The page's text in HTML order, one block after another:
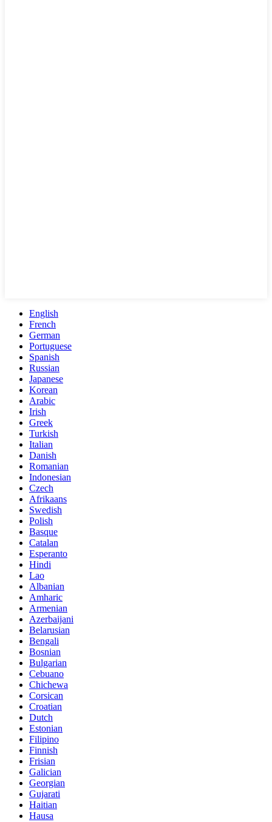
English
French
German
Portuguese
Spanish
Russian
Japanese
Korean
Arabic
Irish
Greek
Turkish
Italian
Danish
Romanian
Indonesian
Czech
Afrikaans
Swedish
Polish
Basque
Catalan
Esperanto
Hindi
Lao
Albanian
Amharic
Armenian
Azerbaijani
Belarusian
Bengali
Bosnian
Bulgarian
Cebuano
Chichewa
Corsican
Croatian
Dutch
Estonian
Filipino
Finnish
Frisian
Galician
Georgian
Gujarati
Haitian
Hausa